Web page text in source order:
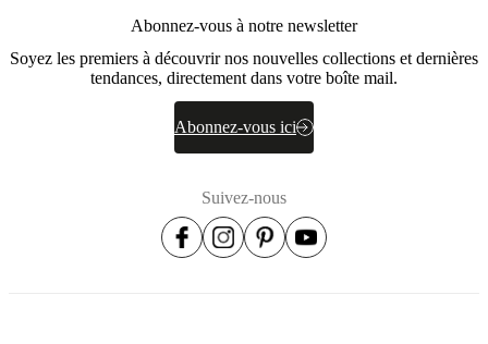
Abonnez-vous à notre newsletter
Soyez les premiers à découvrir nos nouvelles collections et dernières
tendances, directement dans votre boîte mail.
Abonnez-vous ici
Suivez-nous